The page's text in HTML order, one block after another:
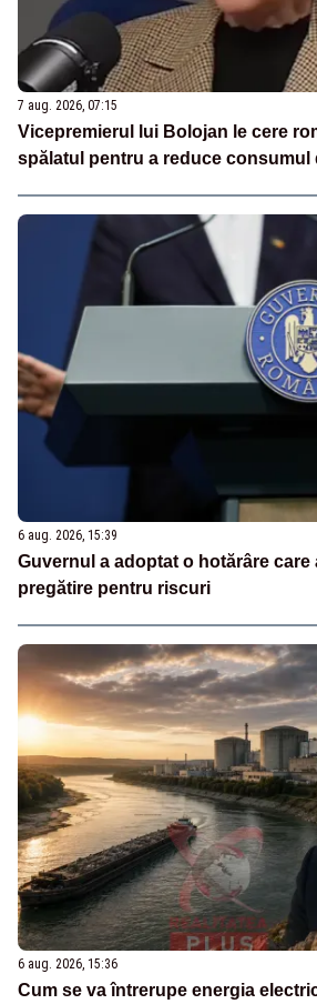
7 aug. 2026, 07:15
Vicepremierul lui Bolojan le cere
spălatul pentru a reduce consumul
6 aug. 2026, 15:39
Guvernul a adoptat o hotărâre
pregătire pentru riscuri
6 aug. 2026, 15:36
Cum se va întrerupe energia